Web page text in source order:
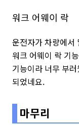
워크 어웨이 락
운전자가 차량에서
워크 어웨이 락 기
기능이라 너무 부
되었네요.
마무리